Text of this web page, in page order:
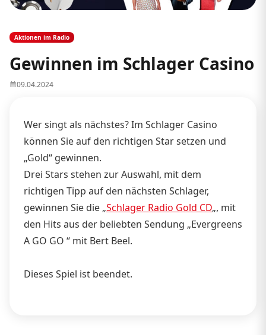
Aktionen im Radio
Gewinnen im Schlager Casino
09.04.2024
Wer singt als nächstes? Im Schlager Casino
können Sie auf den richtigen Star setzen und
„Gold“ gewinnen.
Drei Stars stehen zur Auswahl, mit dem
richtigen Tipp auf den nächsten Schlager,
gewinnen Sie die „Schlager Radio Gold CD„, mit
den Hits aus der beliebten Sendung „Evergreens
A GO GO “ mit Bert Beel.
Dieses Spiel ist beendet.